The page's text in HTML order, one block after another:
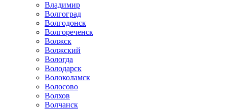
Владимир
Волгоград
Волгодонск
Волгореченск
Волжск
Волжский
Вологда
Володарск
Волоколамск
Волосово
Волхов
Волчанск